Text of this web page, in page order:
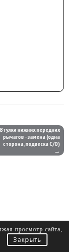
Втулки нижних передних
рычагов - замена (одна
сторона, подвеска C/О)
→
просмотр сайта,
Закрыть